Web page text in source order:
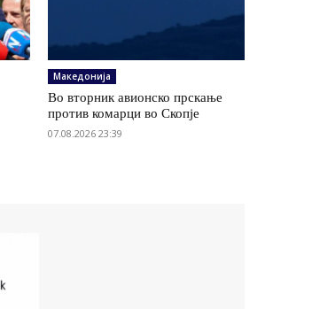
Македонија
Во вторник авионско прскање
против комарци во Скопје
07.08.2026 23:39